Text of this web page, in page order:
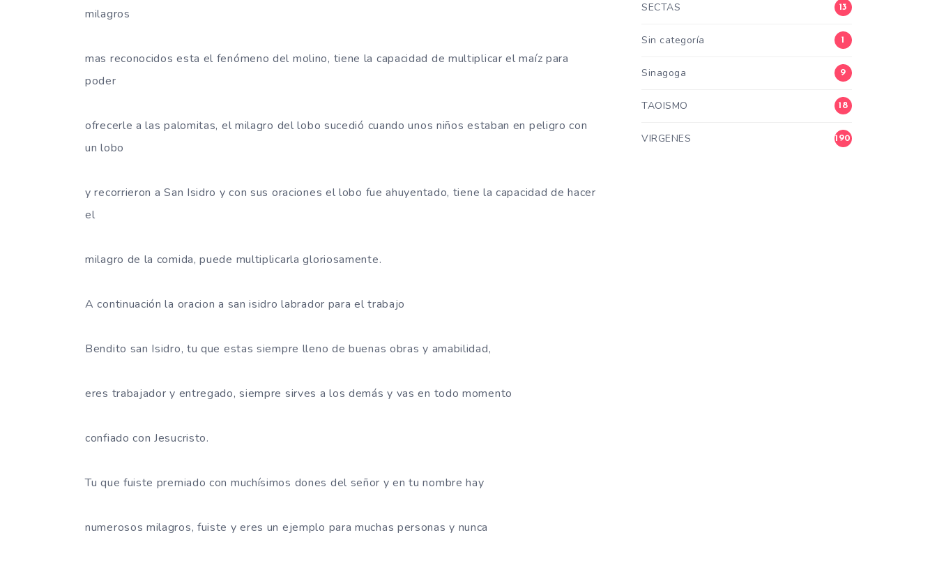
milagros
mas reconocidos esta el fenómeno del molino, tiene la capacidad de multiplicar el maíz para
poder
ofrecerle a las palomitas, el milagro del lobo sucedió cuando unos niños estaban en peligro con
un lobo
y recorrieron a San Isidro y con sus oraciones el lobo fue ahuyentado, tiene la capacidad de hacer
el
milagro de la comida, puede multiplicarla gloriosamente.
A continuación la oracion a san isidro labrador para el trabajo
Bendito san Isidro, tu que estas siempre lleno de buenas obras y amabilidad,
eres trabajador y entregado, siempre sirves a los demás y vas en todo momento
confiado con Jesucristo.
Tu que fuiste premiado con muchísimos dones del señor y en tu nombre hay
numerosos milagros, fuiste y eres un ejemplo para muchas personas y nunca
SECTAS 13
Sin categoría 1
Sinagoga 9
TAOISMO 18
VIRGENES 190